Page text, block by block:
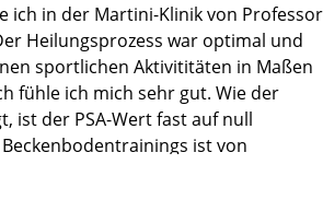
ich in der Martini-Klinik von Professor
Heilungsprozess war optimal und
sportlichen Aktivititäten in Maßen
fühle ich mich sehr gut. Wie der
ist der PSA-Wert fast auf null
ist von
mehr zu spüren. Die zweimal
"Levitra" bringt die sexuelle